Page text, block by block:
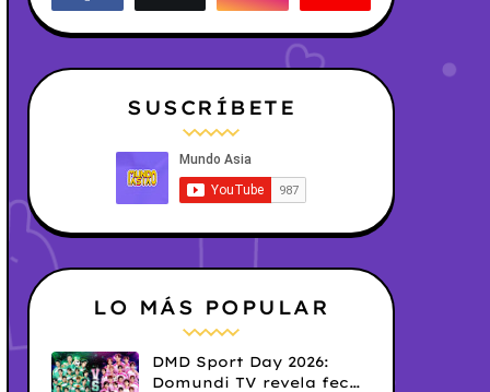
SUSCRÍBETE
LO MÁS POPULAR
DMD Sport Day 2026:
Domundi TV revela fecha